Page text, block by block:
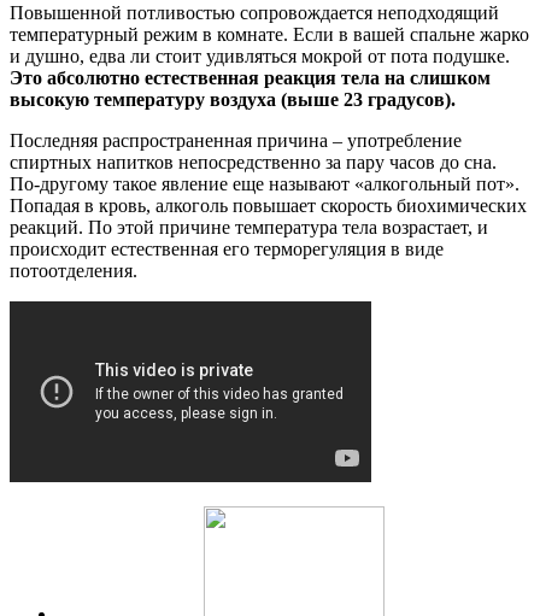
Повышенной потливостью сопровождается неподходящий
температурный режим в комнате. Если в вашей спальне жарко
и душно, едва ли стоит удивляться мокрой от пота подушке.
Это абсолютно естественная реакция тела на слишком
высокую температуру воздуха (выше 23 градусов).
Последняя распространенная причина – употребление
спиртных напитков непосредственно за пару часов до сна.
По-другому такое явление еще называют «алкогольный пот».
Попадая в кровь, алкоголь повышает скорость биохимических
реакций. По этой причине температура тела возрастает, и
происходит естественная его терморегуляция в виде
потоотделения.